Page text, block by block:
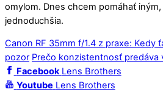
omylom. Dnes chcem pomáhať
jednoduchšia.
Canon RF 35mm f/1.4 z praxe: Kedy
pozor Prečo konzistentnosť predáva
Facebook Lens Brothers
Youtube Lens Brothers